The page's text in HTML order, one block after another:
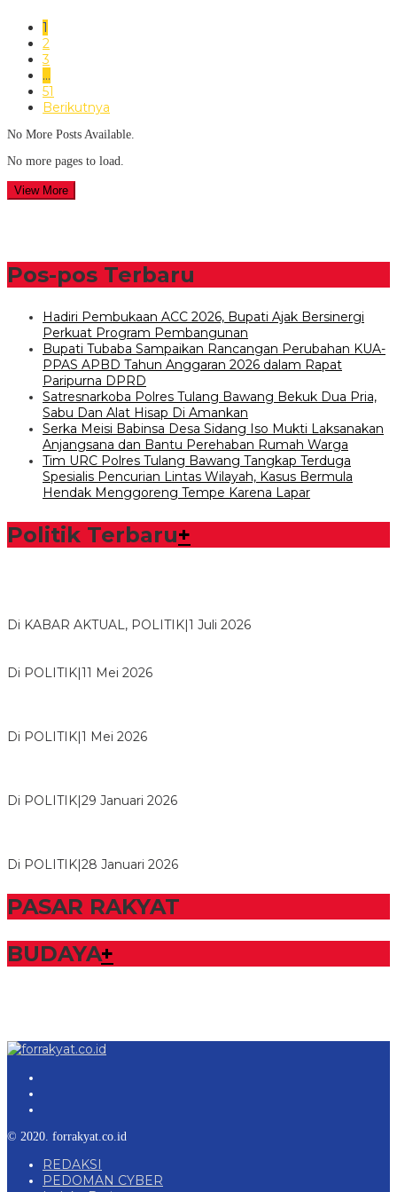
1
2
3
…
51
Berikutnya
No More Posts Available.
No more pages to load.
View More
Pos-pos Terbaru
Hadiri Pembukaan ACC 2026, Bupati Ajak Bersinergi
Perkuat Program Pembangunan
Bupati Tubaba Sampaikan Rancangan Perubahan KUA-
PPAS APBD Tahun Anggaran 2026 dalam Rapat
Paripurna DPRD
Satresnarkoba Polres Tulang Bawang Bekuk Dua Pria,
Sabu Dan Alat Hisap Di Amankan
Serka Meisi Babinsa Desa Sidang Iso Mukti Laksanakan
Anjangsana dan Bantu Perehaban Rumah Warga
Tim URC Polres Tulang Bawang Tangkap Terduga
Spesialis Pencurian Lintas Wilayah, Kasus Bermula
Hendak Menggoreng Tempe Karena Lapar
Politik Terbaru+
Di KABAR AKTUAL, POLITIK 1 Juli 2026
Di POLITIK 11 Mei 2026
Di POLITIK 1 Mei 2026
Di POLITIK 29 Januari 2026
Di POLITIK 28 Januari 2026
PASAR RAKYAT
BUDAYA+
© 2020. forrakyat.co.id
REDAKSI
PEDOMAN CYBER